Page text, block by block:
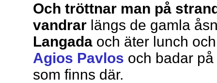
Och tröttnar man på
vandrar längs de gamla
Langada och äter lunch
Agios Pavlos och badar
som finns där.